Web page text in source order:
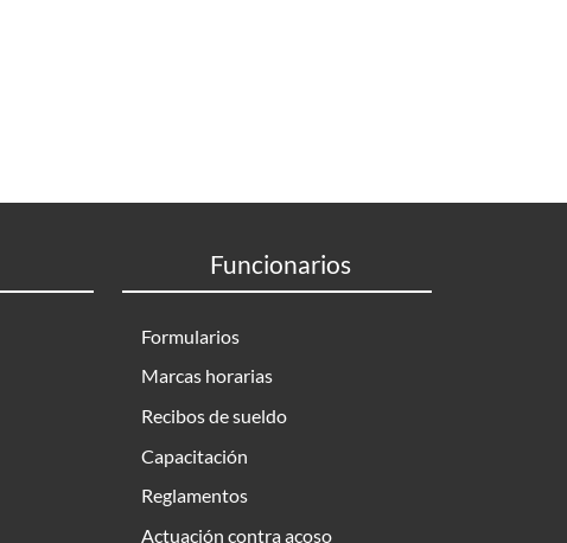
Funcionarios
Formularios
Marcas horarias
Recibos de sueldo
Capacitación
Reglamentos
Actuación contra acoso